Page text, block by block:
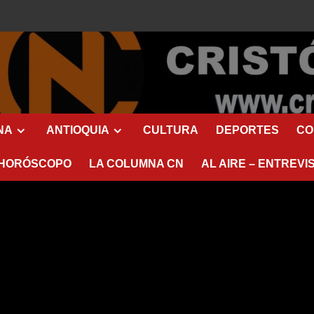
ANTIOQUIA CULTURA DEPORTES
HORÓSCOPO LA COLUMNA CN AL AIRE –